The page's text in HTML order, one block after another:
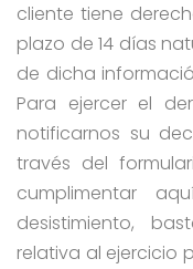
cliente tiene
plazo de 14 días
de dicha
Para ejercer el
notificarnos su
través del
cumplimentar
desistimiento,
relativa al ejercicio